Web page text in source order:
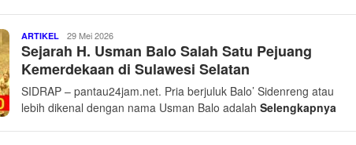
ARTIKEL Pantau
24
Jam
Net
29 Mei 2026
Sejarah H. Usman Balo Salah Satu Pejuang
Kemerdekaan di Sulawesi Selatan
SIDRAP – pantau24jam.net. Pria berjuluk Balo’ Sidenreng atau
lebih dikenal dengan nama Usman Balo adalah Selengkapnya